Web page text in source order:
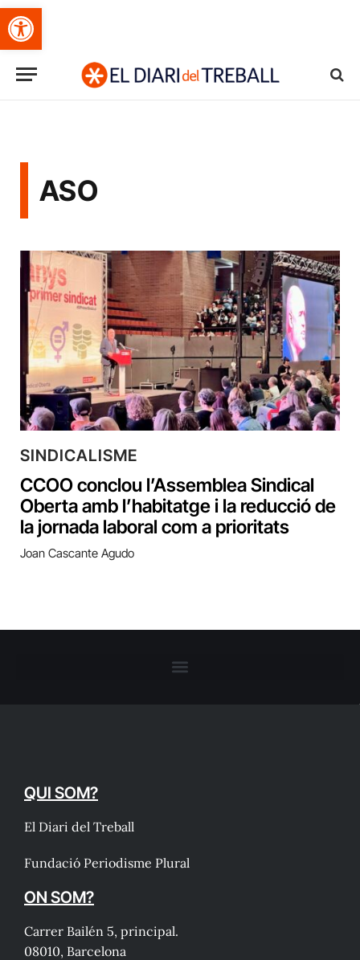
Obre la barra d'eines
ASO
SINDICALISME
CCOO conclou l’Assemblea Sindical
Oberta amb l’habitatge i la reducció de
la jornada laboral com a prioritats
Joan Cascante Agudo
QUI SOM?
El Diari del Treball
Fundació Periodisme Plural
ON SOM?
Carrer Bailén 5, principal.
08010, Barcelona